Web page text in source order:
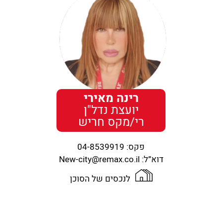
רינה מאירי
יועצת נדל"ן
רי/מקס חריש
פקס: 04-8539919
דוא”ל: New-city@remax.co.il
לנכסים של הסוכן